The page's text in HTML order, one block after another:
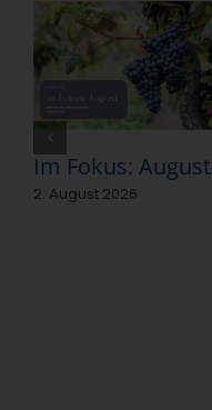
Im Fokus: August
2. August 2026